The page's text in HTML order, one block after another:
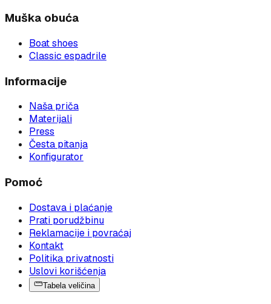
Muška obuća
Boat shoes
Classic espadrile
Informacije
Naša priča
Materijali
Press
Česta pitanja
Konfigurator
Pomoć
Dostava i plaćanje
Prati porudžbinu
Reklamacije i povraćaj
Kontakt
Politika privatnosti
Uslovi korišćenja
Tabela veličina